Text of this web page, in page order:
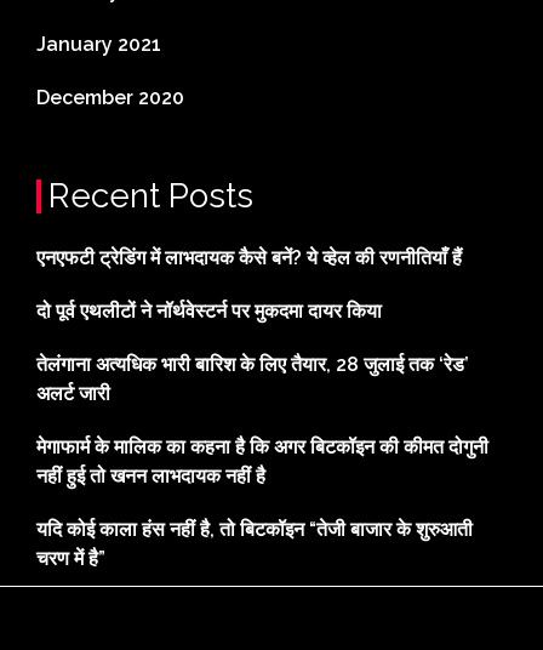
January 2021
December 2020
Recent Posts
एनएफटी ट्रेडिंग में लाभदायक कैसे बनें? ये व्हेल की रणनीतियाँ हैं
दो पूर्व एथलीटों ने नॉर्थवेस्टर्न पर मुकदमा दायर किया
तेलंगाना अत्यधिक भारी बारिश के लिए तैयार, 28 जुलाई तक ‘रेड’
अलर्ट जारी
मेगाफार्म के मालिक का कहना है कि अगर बिटकॉइन की कीमत दोगुनी
नहीं हुई तो खनन लाभदायक नहीं है
यदि कोई काला हंस नहीं है, तो बिटकॉइन “तेजी बाजार के शुरुआती
चरण में है”